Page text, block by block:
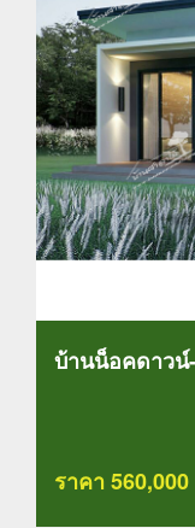
บ้านน็อคดาวน์
ราคา